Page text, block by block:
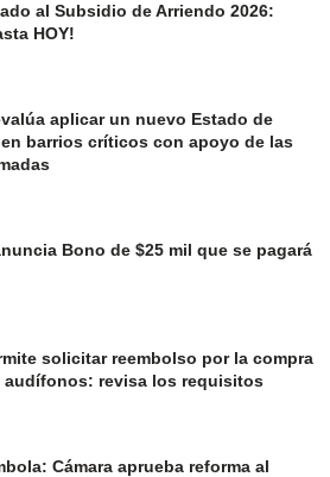
al Subsidio de Arriendo 2026:
HOY!
aplicar un nuevo Estado de
barrios críticos con apoyo de las
Bono de $25 mil que se pagará
solicitar reembolso por la compra
audífonos: revisa los requisitos
Cámara aprueba reforma al